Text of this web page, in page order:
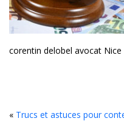
corentin delobel avocat Nice
« Trucs et astuces pour